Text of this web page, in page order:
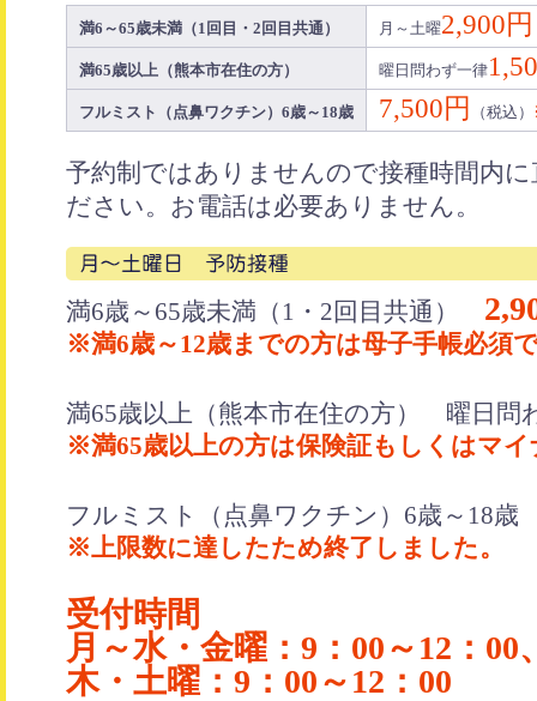
満6～65歳未満（1回目・2回目共通） 月～土曜2,900円
満65歳以上（熊本市在住の方） 曜日問わず一律
フルミスト（点鼻ワクチン）6歳～18歳 7,500円 （税込）
予約制ではありませんので接種時間内
ださい。お電話は必要ありません。
満6歳～65歳未満（1・2回目共通）
※満6歳～12歳までの方は母子手帳必須
満65歳以上（熊本市在住の方） 曜日問
※満65歳以上の方は保険証もしくはマ
フルミスト（点鼻ワクチン）6歳～18
※上限数に達したため終了しました。
受付時間
月～水・金曜：9：00～12：00
木・土曜：9：00～12：00